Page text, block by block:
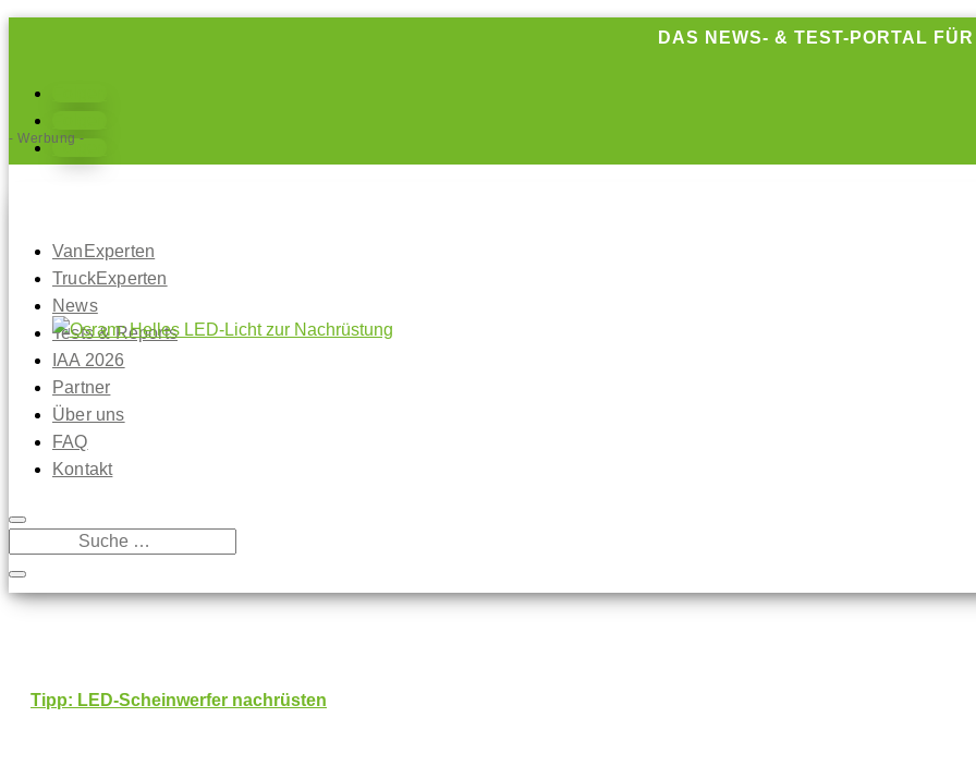
DAS NEWS- & TEST-PORTAL
Folgen
VanExperten
TruckExperten
News
Tests & Reports
IAA 2026
Partner
Über uns
FAQ
Kontakt
- Werbung -
Tipp: LED-Scheinwerfer nachrüsten